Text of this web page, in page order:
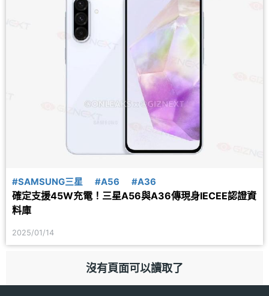
#SAMSUNG三星 #A56 #A36
確定支援45W充電！三星A56與A36傳現身IECEE認證資
料庫
2025/01/14
沒有頁面可以讀取了